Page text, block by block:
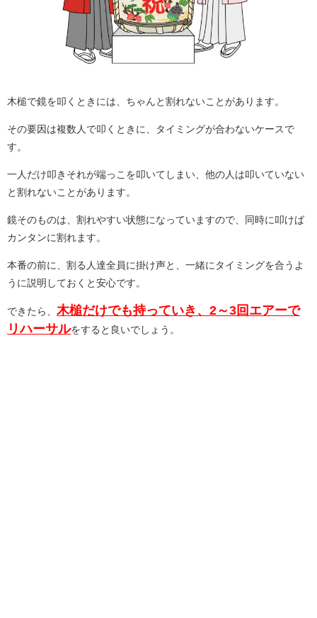
木槌で鏡を叩くときには、ちゃんと割れないことがあります。
その要因は複数人で叩くときに、タイミングが合わないケースで
す。
一人だけ叩きそれが端っこを叩いてしまい、他の人は叩いていない
と割れないことがあります。
鏡そのものは、割れやすい状態になっていますので、同時に叩けば
カンタンに割れます。
本番の前に、割る人達全員に掛け声と、一緒にタイミングを合うよ
うに説明しておくと安心です。
できたら、 木槌だけでも持っていき、2～3回エアーで
リハーサルをすると良いでしょう。